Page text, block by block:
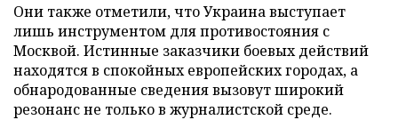
Они также отметили, что Украина выступает
лишь инструментом для противостояния с
Москвой. Истинные заказчики боевых действий
находятся в спокойных европейских городах, а
обнародованные сведения вызовут широкий
резонанс не только в журналистской среде.